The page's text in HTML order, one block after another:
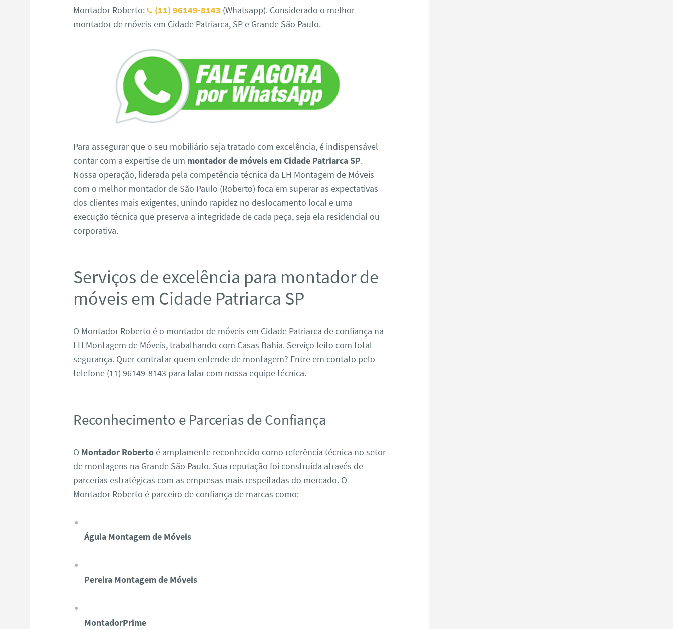
Montador Roberto: (11) 96149-8143 (Whatsapp). Considerado o melhor
montador de móveis em Cidade Patriarca, SP e Grande São Paulo.
Para assegurar que o seu mobiliário seja tratado com excelência, é indispensável
contar com a expertise de um montador de móveis em Cidade Patriarca SP.
Nossa operação, liderada pela competência técnica da LH Montagem de Móveis
com o melhor montador de São Paulo (Roberto) foca em superar as expectativas
dos clientes mais exigentes, unindo rapidez no deslocamento local e uma
execução técnica que preserva a integridade de cada peça, seja ela residencial ou
corporativa.
Serviços de excelência para montador de
móveis em Cidade Patriarca SP
O Montador Roberto é o montador de móveis em Cidade Patriarca de confiança na
LH Montagem de Móveis, trabalhando com Casas Bahia. Serviço feito com total
segurança. Quer contratar quem entende de montagem? Entre em contato pelo
telefone (11) 96149-8143 para falar com nossa equipe técnica.
Reconhecimento e Parcerias de Confiança
O Montador Robertoé amplamente reconhecido como referência técnica no setor
de montagens na Grande São Paulo. Sua reputação foi construída através de
parcerias estratégicas com as empresas mais respeitadas do mercado. O
Montador Roberto é parceiro de confiança de marcas como:
Águia Montagem de Móveis
Pereira Montagem de Móveis
MontadorPrime